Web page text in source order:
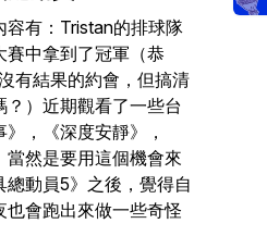
容有：Tristan的排球隊
中拿到了冠軍（恭
有結果的約會，但搞清
）近期觀看了一些台
，《深度安靜》，
當然是要用這個機會來
動員5》之後，覺得自
會跑出來做一些奇怪